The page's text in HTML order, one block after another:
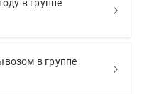
в группе
в группе